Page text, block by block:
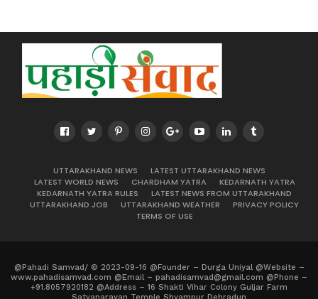
UTTARAKHAND NEWS
LATEST UTTARAKHAND NEWS
LATEST WORLD NEWS
CHARDHAM YATRA
KEDARNATH YATRA
KEDARNATH YATRA RULES
LATEST NEWS FROM UTTARAKHAND
UTTARAKHAND JOB
UTTARAKHAND WEATHER
PRIVACY POLICY
TERMS OF USE
@Pahadi Samvad/ © 2023-09-16 @Founder – Durga Uniyal @Website –
www.pahadisamvad.com @Email – pahadisamvad@gmail.com @Phone –
+91.8057920182 @Address – 16 Shakti Vihar Colony Guljar Farm
Satyanarayan Temple Shyampur Dehradun